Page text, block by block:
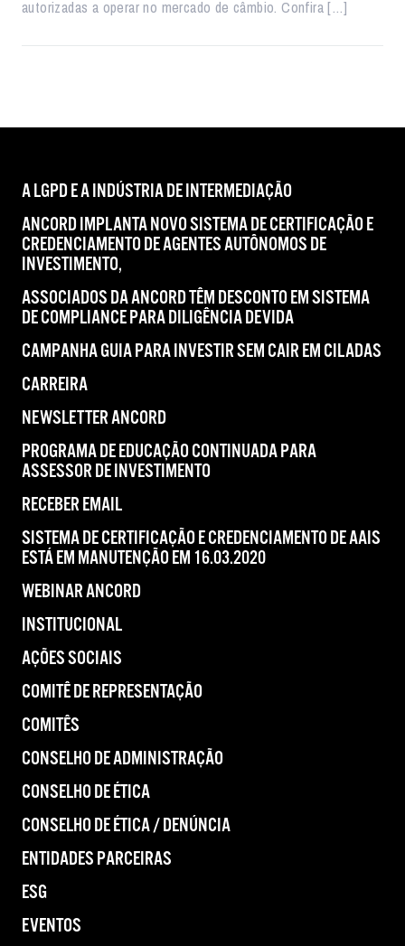
autorizadas a operar no mercado de câmbio. Confira […]
A LGPD E A INDÚSTRIA DE INTERMEDIAÇÃO
ANCORD IMPLANTA NOVO SISTEMA DE CERTIFICAÇÃO E
CREDENCIAMENTO DE AGENTES AUTÔNOMOS DE
INVESTIMENTO,
ASSOCIADOS DA ANCORD TÊM DESCONTO EM SISTEMA
DE COMPLIANCE PARA DILIGÊNCIA DEVIDA
CAMPANHA GUIA PARA INVESTIR SEM CAIR EM CILADAS
CARREIRA
NEWSLETTER ANCORD
PROGRAMA DE EDUCAÇÃO CONTINUADA PARA
ASSESSOR DE INVESTIMENTO
RECEBER EMAIL
SISTEMA DE CERTIFICAÇÃO E CREDENCIAMENTO DE AAIS
ESTÁ EM MANUTENÇÃO EM 16.03.2020
WEBINAR ANCORD
INSTITUCIONAL
AÇÕES SOCIAIS
COMITÊ DE REPRESENTAÇÃO
COMITÊS
CONSELHO DE ADMINISTRAÇÃO
CONSELHO DE ÉTICA
CONSELHO DE ÉTICA / DENÚNCIA
ENTIDADES PARCEIRAS
ESG
EVENTOS